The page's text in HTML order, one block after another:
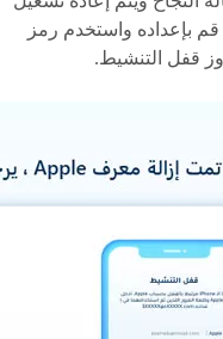
بإعداده واستخدم رمز
قفل التنشيط.